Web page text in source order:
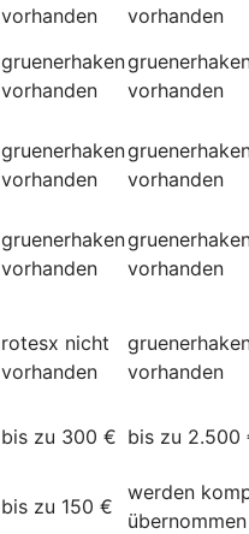
vorhanden
vorhanden
gruenerhaken
vorhanden
vorhanden
gruenerhaken
vorhanden
vorhanden
gruenerhaken
vorhanden
vorhanden
rotesx nicht
vorhanden
vorhanden
bis zu 300 € bis zu 2.500
bis zu 150 €
werden
übernommen